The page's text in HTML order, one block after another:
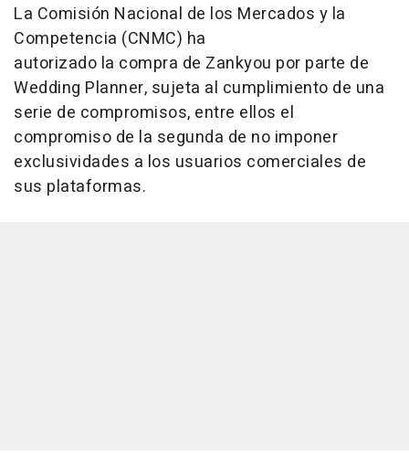
La Comisión Nacional de los Mercados y la
Competencia (CNMC) ha
autorizado la compra de Zankyou por parte de
Wedding Planner, sujeta al cumplimiento de una
serie de compromisos, entre ellos el
compromiso de la segunda de no imponer
exclusividades a los usuarios comerciales de
sus plataformas.